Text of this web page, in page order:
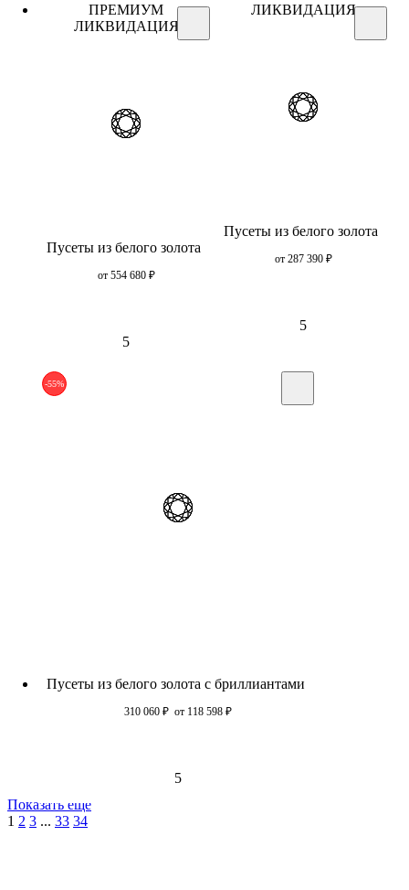
ПРЕМИУМ
ЛИКВИДАЦИЯ
Пусеты из белого золота
от 554 680 ₽
5
ЛИКВИДАЦИЯ
Пусеты из белого золота
от 287 390 ₽
5
-55%
Пусеты из белого золота c бриллиантами
310 060 ₽ от 118 598 ₽
5
Показать еще
1 2 3 ... 33 34